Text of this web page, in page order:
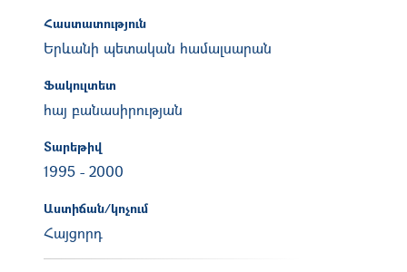
Հաստատություն
Երևանի պետական համալսարան
Ֆակուլտետ
հայ բանասիրության
Տարեթիվ
1995 - 2000
Աստիճան/կոչում
Հայցորդ